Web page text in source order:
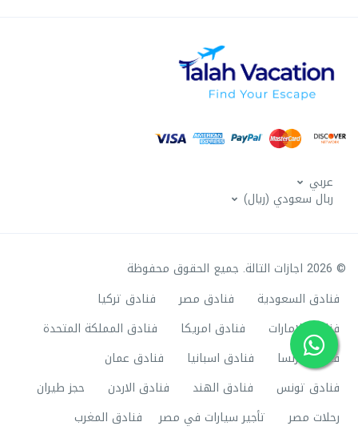
عربي
ربال سعودي (ريال)
© 2026 اجازات التالة. جميع الحقوق محفوظة
فنادق السعودية
فنادق مصر
فنادق تركيا
فنادق الامارات
فنادق امريكا
فنادق المملكة المتحدة
فنادق فرنسا
فنادق اسبانيا
فنادق عمان
فنادق تونس
فنادق الهند فنادق الاردن
حجز طيران
رحلات مصر
تأجير سيارات في مصر فنادق المغرب